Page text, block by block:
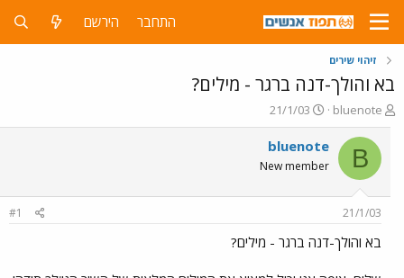
התחבר הירשם
זיהוי שירים
בא והולך-דנה ברגר - מילים?
פ
ו
ת
ח
ה
ש
א
bluenote
פ
ו
ר
ם
ר
21/1/03
B
bluenote
New member
21/1/03
#1
בא והולך-דנה ברגר - מילים?